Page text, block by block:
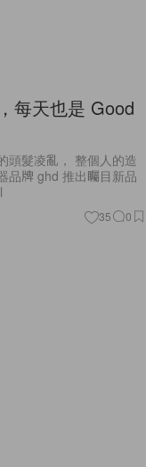
每天也是 Good
頭髮凌亂， 整個人的造
品牌 ghd 推出矚目新品
35 0